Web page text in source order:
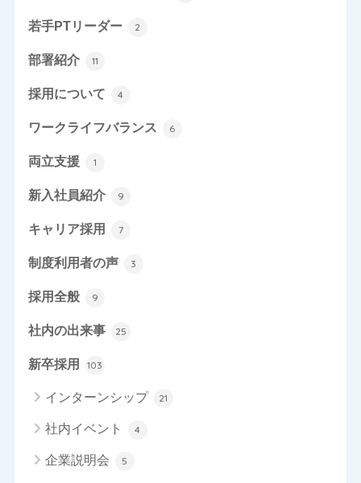
若手PTリーダー 2
部署紹介 11
採用について 4
ワークライフバランス 6
両立支援 1
新入社員紹介 9
キャリア採用 7
制度利用者の声 3
採用全般 9
社内の出来事 25
新卒採用 103
インターンシップ 21
社内イベント 4
企業説明会 5